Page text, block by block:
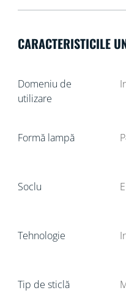
CARACTERISTICILE
Domeniu de
utilizare
Formă lampă
Soclu
Tehnologie
Tip de sticlă